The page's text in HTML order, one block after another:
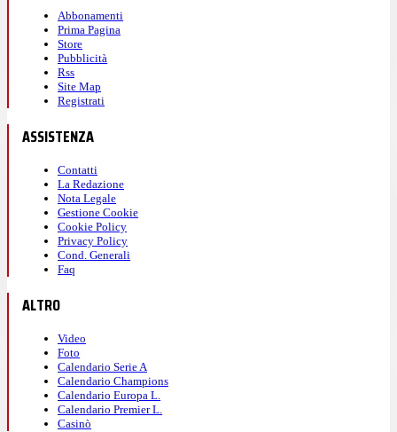
Abbonamenti
Prima Pagina
Store
Pubblicità
Rss
Site Map
Registrati
ASSISTENZA
Contatti
La Redazione
Nota Legale
Gestione Cookie
Cookie Policy
Privacy Policy
Cond. Generali
Faq
ALTRO
Video
Foto
Calendario Serie A
Calendario Champions
Calendario Europa L.
Calendario Premier L.
Casinò